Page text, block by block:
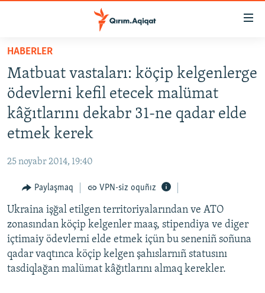
Esas
qaytmaq
Baş
navigatsiyağa
qaytmaq
Qıdıruvğa
HABERLER
SİYASET
İQTİSADİYAT
CEMİYET
İNSAN AQLARI
VİDEO
SÜRET
BLOGLAR
FİKİR
HABERLER
Matbuat vastaları: köçip kelgenlerge
ödevlerni kefil etecek malümat
kâğıtlarını dekabr 31-ne qadar elde
etmek kerek
25 noyabr 2014, 19:40
Paylaşmaq VPN-siz oquñız
Ukraina işğal etilgen territoriyalarından ve ATO
zonasından köçip kelgenler maaş, stipendiya ve diger
içtimaiy ödevlerni elde etmek içün bu seneniñ soñuna
qadar vaqtınca köçip kelgen şahıslarnıñ statusını
tasdiqlağan malümat kâğıtlarını almaq kerekler.